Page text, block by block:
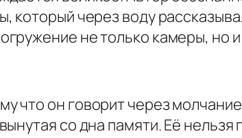
который через воду
не только камеры, но и
что он говорит через
со дна памяти. Её